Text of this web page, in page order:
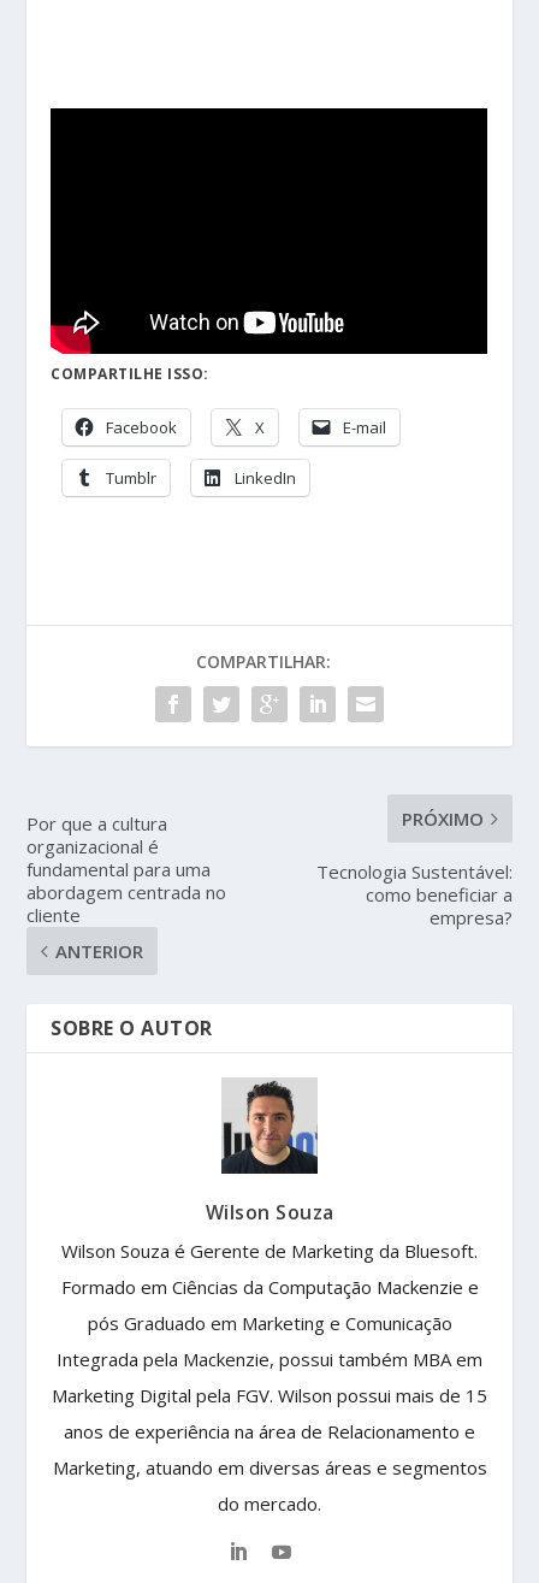
COMPARTILHE ISSO:
Facebook X E-mail
Tumblr LinkedIn
COMPARTILHAR:
Por que a cultura
organizacional é
fundamental para uma
abordagem centrada no
cliente
ANTERIOR
PRÓXIMO
Tecnologia Sustentável:
como beneficiar a
empresa?
SOBRE O AUTOR
Wilson Souza
Wilson Souza é Gerente de Marketing da Bluesoft.
Formado em Ciências da Computação Mackenzie e
pós Graduado em Marketing e Comunicação
Integrada pela Mackenzie, possui também MBA em
Marketing Digital pela FGV. Wilson possui mais de 15
anos de experiência na área de Relacionamento e
Marketing, atuando em diversas áreas e segmentos
do mercado.